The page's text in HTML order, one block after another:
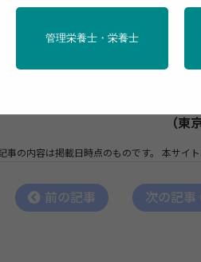
康と関係するのか？―縦断
研究グループは、同じ高齢者を
来的なウェルビーイング（心の
通じて抑うつ傾向の高まりとも
（東
事の内容は掲載日時点のものです。 本サイ
前の記事 次の記事
管理栄養士・栄養士